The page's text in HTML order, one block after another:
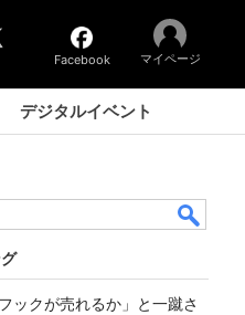
Facebook マイページ
デジタルイベント
フックが売れるか」と一蹴さ